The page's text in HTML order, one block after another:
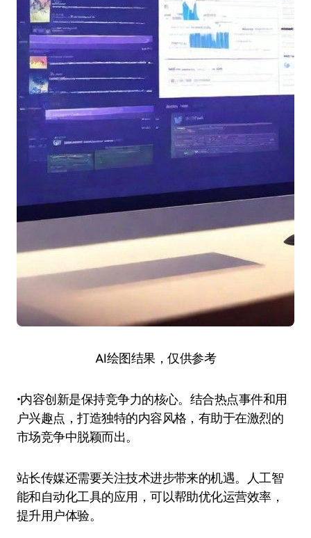
AI绘图结果，仅供参考
•内容创新是保持竞争力的核心。结合热点事件和用
户兴趣点，打造独特的内容风格，有助于在激烈的
市场竞争中脱颖而出。
站长传媒还需要关注技术进步带来的机遇。人工智
能和自动化工具的应用，可以帮助优化运营效率，
提升用户体验。